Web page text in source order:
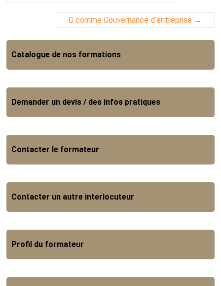
G comme Gouvernance d’entreprise →
Catalogue de nos formations
Demander un devis / des infos pratiques
Contacter le formateur
Contacter un autre interlocuteur
Profil du formateur